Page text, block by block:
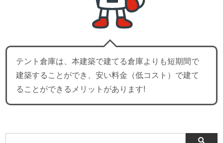
テント倉庫は、本建築で建てる倉庫よりも短期間で
建築することができ、安い料金（低コスト）で建て
ることができるメリットがあります!